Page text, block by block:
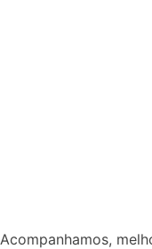
Acompanhamos,